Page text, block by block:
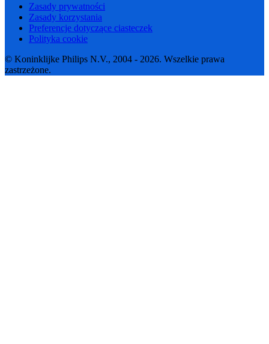
Zasady prywatności
Zasady korzystania
Preferencje dotyczące ciasteczek
Polityka cookie
© Koninklijke Philips N.V., 2004 - 2026. Wszelkie prawa
zastrzeżone.